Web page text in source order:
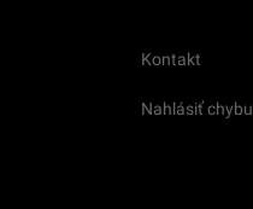
Kontakt
Nahlásiť chybu